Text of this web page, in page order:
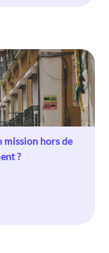
mission hors de
?